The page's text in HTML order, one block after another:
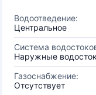
Водоотведение:
Центральное
Система
Наружные
Газоснабжение:
Отсутствует